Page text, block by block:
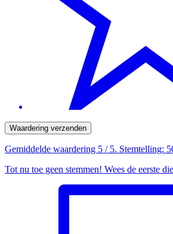
Waardering verzenden
Gemiddelde waardering 5 / 5. Stemtelling:
Tot nu toe geen stemmen! Wees de eerste